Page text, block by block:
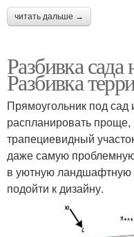
читать дальше →
Разбивка сада
Разбивка
Прямоугольник под сад
распланировать
трапециевидный
даже самую
в уютную ландшафтную
подойти к дизайну.